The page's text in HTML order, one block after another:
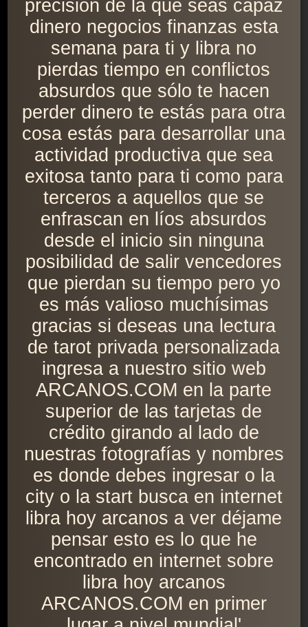
precisión de la que seas capaz
dinero negocios finanzas esta
semana para ti y libra no
pierdas tiempo en conflictos
absurdos que sólo te hacen
perder dinero te estás para otra
cosa estás para desarrollar una
actividad productiva que sea
exitosa tanto para ti como para
terceros a aquellos que se
enfrascan en líos absurdos
desde el inicio sin ninguna
posibilidad de salir vencedores
que pierdan su tiempo pero yo
es más valioso muchísimas
gracias si deseas una lectura
de tarot privada personalizada
ingresa a nuestro sitio web
ARCANOS.COM en la parte
superior de las tarjetas de
crédito girando al lado de
nuestras fotografías y nombres
es donde debes ingresar o la
city o la start busca en internet
libra hoy arcanos a ver déjame
pensar esto es lo que he
encontrado en internet sobre
libra hoy arcanos
ARCANOS.COM en primer